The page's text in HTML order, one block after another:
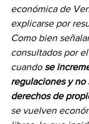
económica de
explicarse por
Como bien
consultados por
cuando se
regulaciones y no
derechos de
se vuelven